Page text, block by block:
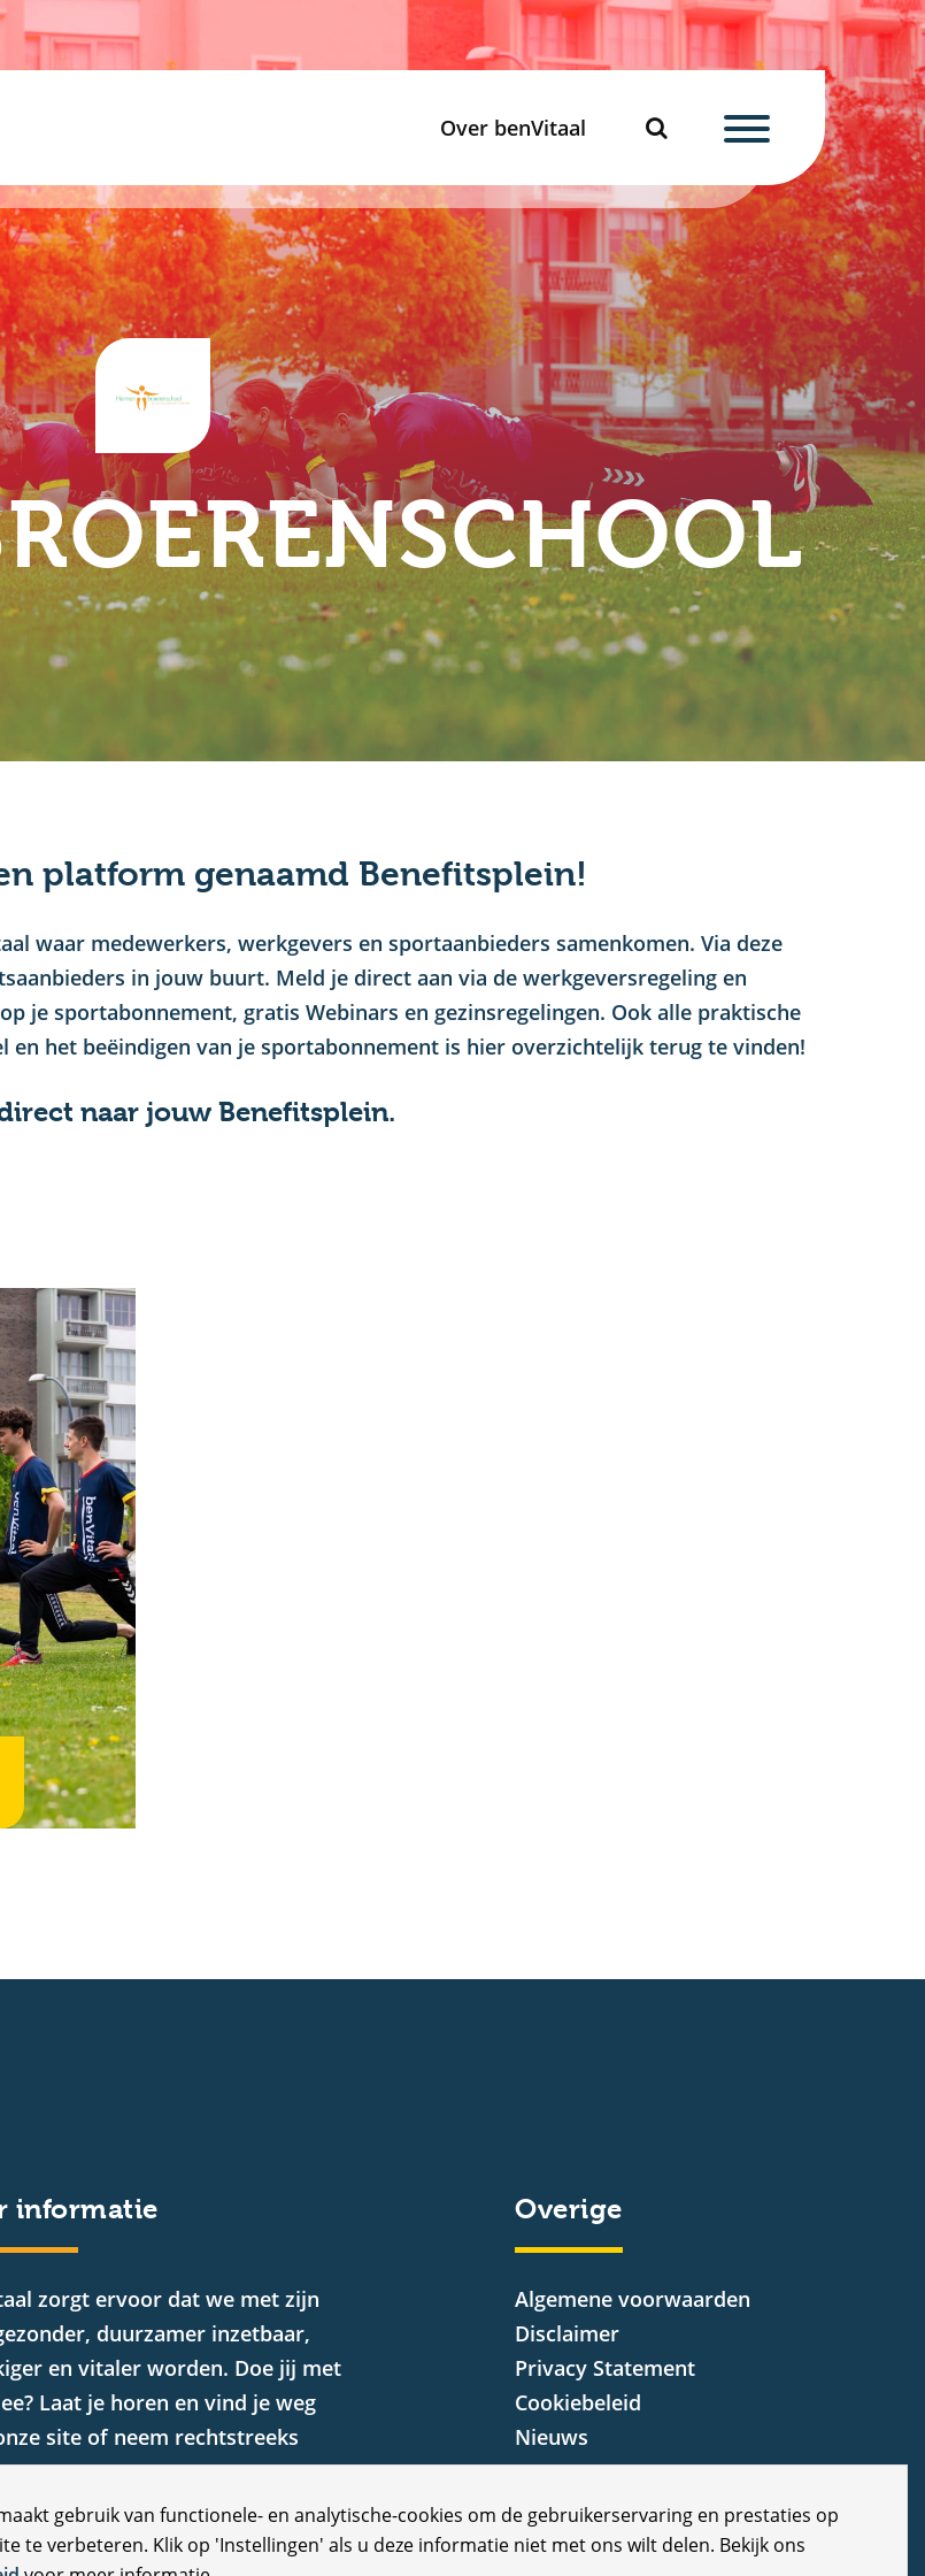
gebruik van functionele- en analytische-cookies om de gebruikerservaring en prestaties op
te verbeteren. Klik op 'Instellingen' als u deze informatie niet met ons wilt delen. Bekijk ons
Over benVitaal
platform genaamd Benefitsplein!
waar medewerkers, werkgevers en sportaanbieders samenkomen. Via deze
in jouw buurt. Meld je direct aan via de werkgeversregeling en
je sportabonnement, gratis Webinars en gezinsregelingen. Ook alle praktische
het beëindigen van je sportabonnement is hier overzichtelijk terug te vinden!
naar jouw Benefitsplein.
informatie
zorgt ervoor dat we met zijn
duurzamer inzetbaar,
en vitaler worden. Doe jij met
Laat je horen en vind je weg
site of neem rechtstreeks
met ons op.
Overige
Algemene voorwaarden
Disclaimer
Privacy Statement
Cookiebeleid
Nieuws
Vacatures
Veelgestelde vragen
Klachten